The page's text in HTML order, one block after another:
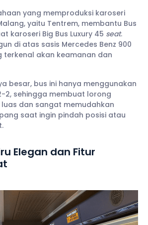
yang memproduksi karoseri
yaitu Tentrem, membantu Bus
karoseri Big Bus Luxury 45 seat.
di atas sasis Mercedes Benz 900
terkenal akan keamanan dan
besar, bus ini hanya menggunakan
2, sehingga membuat lorong
dan sangat memudahkan
saat ingin pindah posisi atau
Elegan dan Fitur